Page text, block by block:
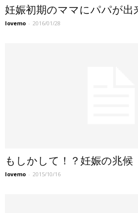
妊娠初期のママにパパが出
lovemo - 2016/01/28
もしかして！？妊娠の兆候
lovemo - 2015/10/16